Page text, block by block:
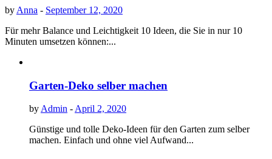
by Anna - September 12, 2020
Für mehr Balance und Leichtigkeit 10 Ideen, die Sie in nur 10
Minuten umsetzen können:...
Garten-Deko selber machen
by Admin - April 2, 2020
Günstige und tolle Deko-Ideen für den Garten zum selber
machen. Einfach und ohne viel Aufwand...